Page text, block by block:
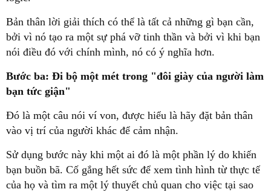
Bản thân lời giải thích có thể là tất cả những gì bạn cần,
bởi vì nó tạo ra một sự phá vỡ tinh thần và bởi vì khi bạn
nói điều đó với chính mình, nó có ý nghĩa hơn.
Bước ba: Đi bộ một mét trong "đôi giày của người làm
bạn tức giận"
Đó là một câu nói ví von, được hiểu là hãy đặt bản thân
vào vị trí của người khác để cảm nhận.
Sử dụng bước này khi một ai đó là một phần lý do khiến
bạn buồn bã. Cố gắng hết sức để xem tình hình từ thực tế
của họ và tìm ra một lý thuyết chủ quan cho việc tại sao